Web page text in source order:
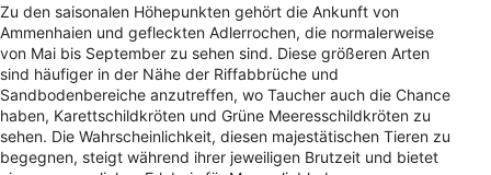
Zu den saisonalen Höhepunkten gehört die Ankunft von
Ammenhaien und gefleckten Adlerrochen, die normalerweise
von Mai bis September zu sehen sind. Diese größeren Arten
sind häufiger in der Nähe der Riffabbrüche und
Sandbodenbereiche anzutreffen, wo Taucher auch die Chance
haben, Karettschildkröten und Grüne Meeresschildkröten zu
sehen. Die Wahrscheinlichkeit, diesen majestätischen Tieren zu
begegnen, steigt während ihrer jeweiligen Brutzeit und bietet
Analyse von Zielgruppen durch Statistiken
oder Kombinationen von Daten aus
verschiedenen Quellen
Entwicklung und Verbesserung der
Angebote